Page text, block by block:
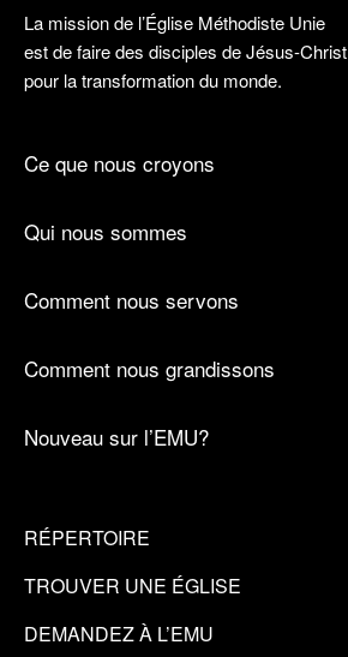
La mission de l’Église Méthodiste Unie
est de faire des disciples de Jésus-Christ
pour la transformation du monde.
Ce que nous croyons
Qui nous sommes
Comment nous servons
Comment nous grandissons
Nouveau sur l’EMU?
RÉPERTOIRE
TROUVER UNE ÉGLISE
DEMANDEZ À L’EMU